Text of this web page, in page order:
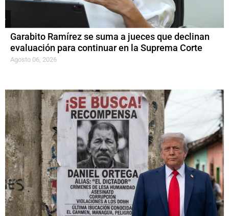
Garabito Ramírez se suma a jueces que declinan
evaluación para continuar en la Suprema Corte
Agosto 06, 2026